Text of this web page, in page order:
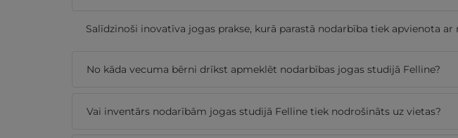
Salīdzinoši inovatīva jogas prakse, kurā parastā nodarbība tiek apvienota
No kāda vecuma bērni drīkst apmeklēt nodarbības jogas studijā Felline?
Vai inventārs nodarībām jogas studijā Felline tiek nodrošināts uz vietas?